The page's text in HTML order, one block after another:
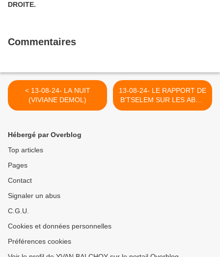
DROITE.
Commentaires
< 13-08-24- LA NUIT
(VIVIANE DEMOL)
13-08-24- LE RAPPORT DE
B'TSELEM SUR LES ABUS
IGNORES MONTRE LE
Hébergé par Overblog
Top articles
Pages
Contact
Signaler un abus
C.G.U.
Cookies et données personnelles
Préférences cookies